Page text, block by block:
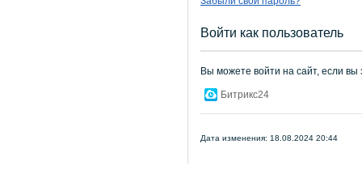
Войти как пользователь
Вы можете войти на сайт, если вы
Битрикс24
Дата изменения: 18.08.2024 20:44